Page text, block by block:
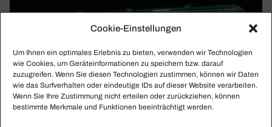
Cookie-Einstellungen
Um Ihnen ein optimales Erlebnis zu bieten, verwenden wir Technologien
wie Cookies, um Geräteinformationen zu speichern bzw. darauf
zuzugreifen. Wenn Sie diesen Technologien zustimmen, können wir Daten
wie das Surfverhalten oder eindeutige IDs auf dieser Website verarbeiten.
Wenn Sie Ihre Zustimmung nicht erteilen oder zurückziehen, können
bestimmte Merkmale und Funktionen beeinträchtigt werden.